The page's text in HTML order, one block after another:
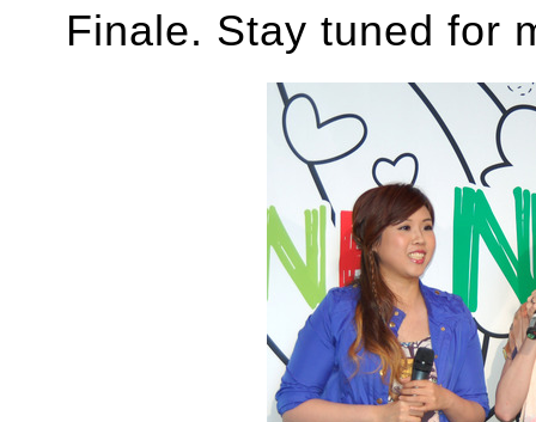
Finale. Stay tuned for